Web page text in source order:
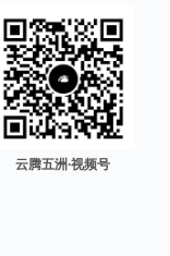
云腾五洲·视频号